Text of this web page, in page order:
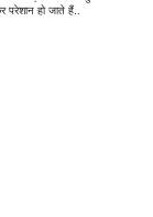
हो जाते हैं..